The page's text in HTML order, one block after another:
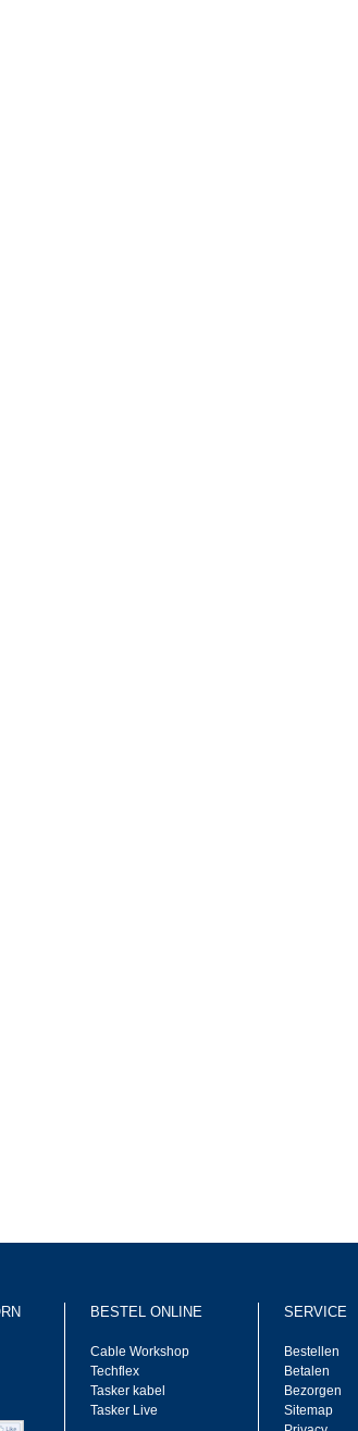
BESTEL ONLINE
Cable Workshop
Techflex
Tasker kabel
Tasker Live
SERVICE
Bestellen
Betalen
Bezorgen
Sitemap